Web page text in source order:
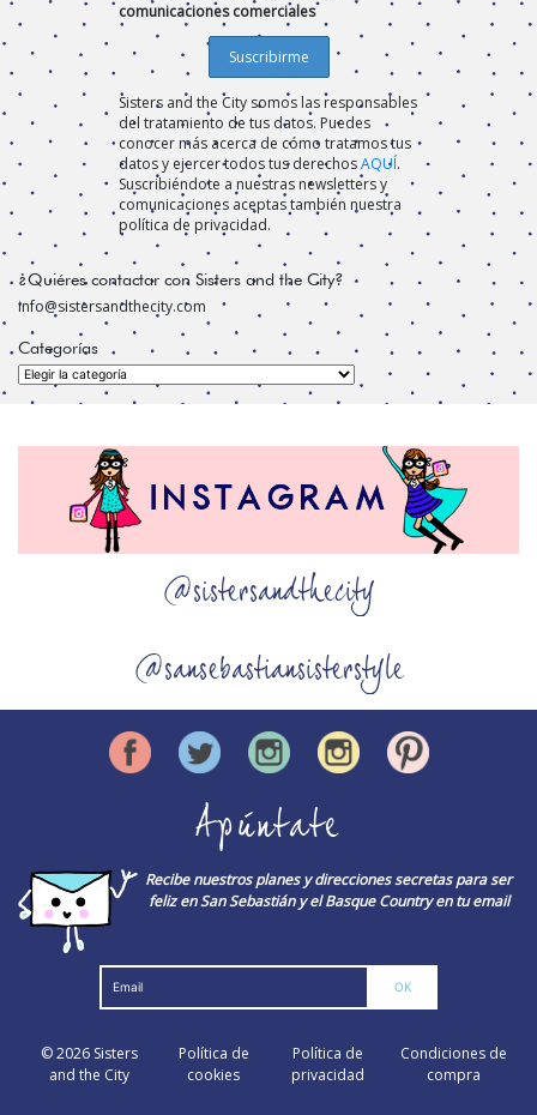
comunicaciones comerciales
Sisters and the City somos las responsables
del tratamiento de tus datos. Puedes
conocer más acerca de cómo tratamos tus
datos y ejercer todos tus derechosAQUÍ.
Suscribiéndote a nuestras newsletters y
comunicaciones aceptas también nuestra
política de privacidad.
¿Quiéres contactar con Sisters and the City?
info@sistersandthecity.com
Categorías
Categorías
@sistersandthecity
@sansebastiansisterstyle
Apúntate
Recibe nuestros planes y direcciones secretas para ser
feliz en San Sebastián y el Basque Country en tu email
© 2026 Sisters
and the City
Política de
cookies
Política de
privacidad
Condiciones de
compra